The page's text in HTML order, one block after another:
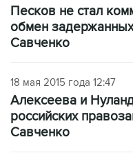
Песков не стал
обмен
Савченко
18 мая 2015 года 12:47
Алексеева и
российских
Савченко